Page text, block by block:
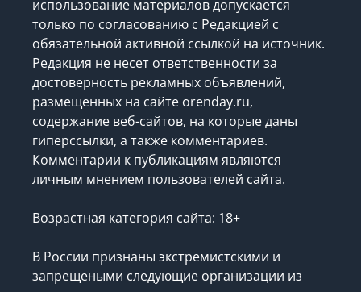
использование материалов допускается
только по согласованию с Редакцией с
обязательной активной ссылкой на источник.
Редакция не несет ответственности за
достоверность рекламных объявлений,
размещенных на сайте orenday.ru,
содержание веб-сайтов, на которые даны
гиперссылки, а также комментариев.
Комментарии к публикациям являются
личным мнением пользователей сайта.
Возрастная категория сайта: 18+
В России признаны экстремистскими и
запрещеными следующие организации из